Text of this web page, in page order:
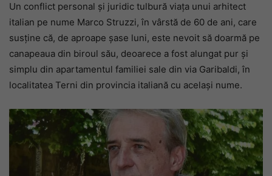
Un conflict personal și juridic tulbură viața unui arhitect
italian pe nume Marco Struzzi, în vârstă de 60 de ani, care
susține că, de aproape șase luni, este nevoit să doarmă pe
canapeaua din biroul său, deoarece a fost alungat pur și
simplu din apartamentul familiei sale din via Garibaldi, în
localitatea Terni din provincia italiană cu același nume.